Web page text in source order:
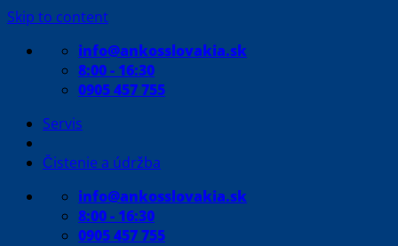
Skip to content
info@ankosslovakia.sk
8:00 - 16:30
0905 457 755
Servis
Čistenie a údržba
info@ankosslovakia.sk
8:00 - 16:30
0905 457 755